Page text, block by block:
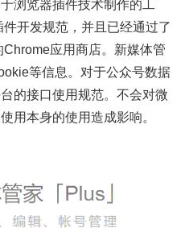
浏览器插件技术制作的工
开发规范，并且已经通过了
应用商店。新媒体管
等信息。对于公众号数据
的接口使用规范。不会对微
用本身的使用造成影响。